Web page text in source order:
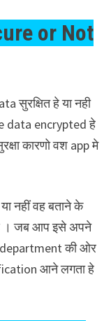
or Not
सुरक्षित हे या नही
data encrypted हे
कारणो वश app मे
नहीं वह बताने के
। जब आप इसे अपने
की ओर
आने लगता हे